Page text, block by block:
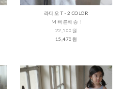
라디오 T - 2 COLOR
M 빠른배송 !
22,100원
15,470원